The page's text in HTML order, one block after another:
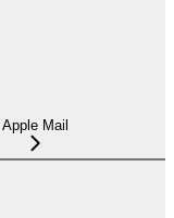
Apple Mail